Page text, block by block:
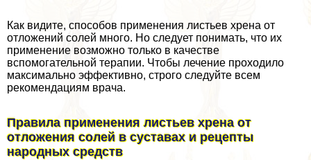
Как видите, способов применения листьев хрена от
отложений солей много. Но следует понимать, что их
применение возможно только в качестве
вспомогательной терапии. Чтобы лечение проходило
максимально эффективно, строго следуйте всем
рекомендациям врача.
Правила применения листьев хрена от
отложения солей в суставах и рецепты
народных средств